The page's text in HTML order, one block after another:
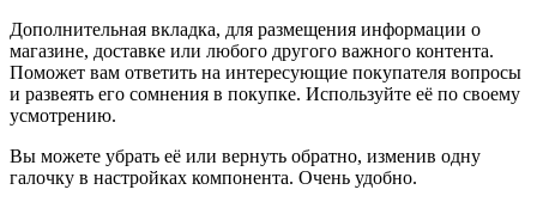
Дополнительная вкладка, для размещения информации о
магазине, доставке или любого другого важного контента.
Поможет вам ответить на интересующие покупателя вопросы
и развеять его сомнения в покупке. Используйте её по своему
усмотрению.
Вы можете убрать её или вернуть обратно, изменив одну
галочку в настройках компонента. Очень удобно.